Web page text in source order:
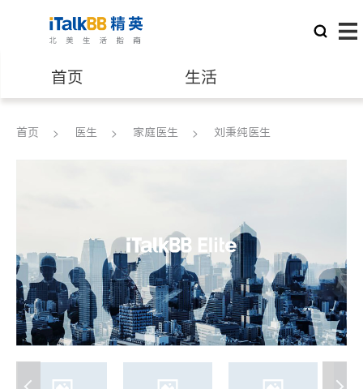
首页 生活
医生 律师
会计师
建筑装修
首页 医生 家庭医生 刘秉纯医生